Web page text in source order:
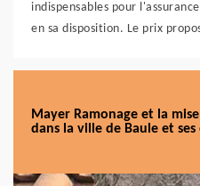
indispensables pour
en sa disposition. Le prix
Mayer Ramonage et la
dans la ville de Baule et